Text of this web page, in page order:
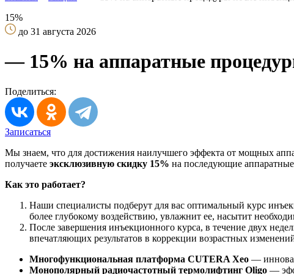
15%
до 31 августа 2026
— 15% на аппаратные
Поделиться:
Записаться
Мы знаем, что для достижения наилучшего эффекта от мощных
получаете эксклюзивную скидку 15% на последующие
Как это работает?
Наши специалисты подберут для вас оптимальный курс
более глубокому воздействию, увлажнит ее, насытит
После завершения инъекционного курса, в течение двух
впечатляющих результатов в коррекции возрастных
Многофункциональная платформа CUTERA Xeo —
Монополярный радиочастотный термолифтинг Oligo —